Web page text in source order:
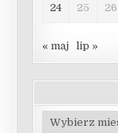
24 25 26
« maj lip »
Archiwa